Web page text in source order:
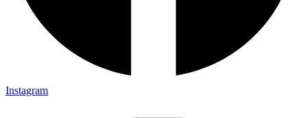
Instagram